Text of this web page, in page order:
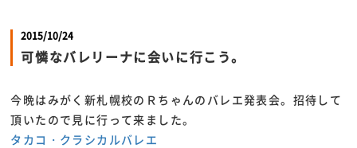
2015/10/24
可憐なバレリーナに会いに行こう。
今晩はみがく新札幌校のＲちゃんのバレエ発表会。招待して
頂いたので見に行って来ました。
タカコ・クラシカルバレエ